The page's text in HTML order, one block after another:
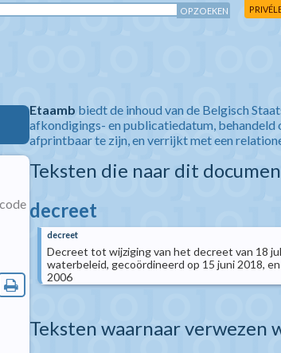
Etaamb biedt de inhoud van de Belgisch
afkondigings- en publicatiedatum, behandeld
afprintbaar te zijn, en verrijkt met een
Teksten die naar dit
decreet
decreet
Decreet tot wijziging van het decreet van 18
waterbeleid, gecoördineerd op 15 juni 2018,
2006
Teksten waarnaar